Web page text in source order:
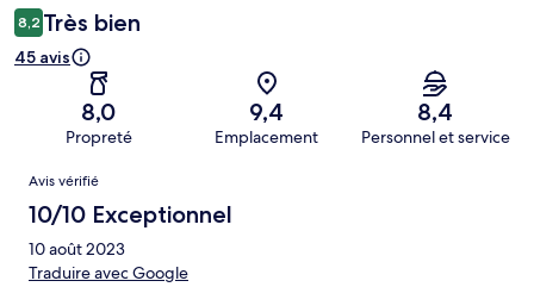
8,2 Très bien
45 avis
8,0
Propreté
9,4
Emplacement
8,4
Personnel et service
Avis
Avis vérifié
10/10 Exceptionnel
10 août 2023
Traduire avec Google